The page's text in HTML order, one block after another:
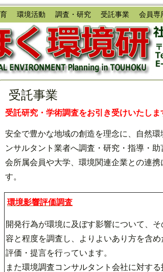
環境活動 調査・研究 受託事業 会員専
受託事業
受託研究・学術調査をお引き受けいたしま
安全で豊かな地域の創造を理念に、自然
ンサルタント業者へ調査・研究・指導・助
会所属会員や大学、環境関連企業との連
す。
環境影響評価調査
開発行為が環境に及ぼす影響について、そ
容と程度を調査し、よりよいあり方を含め
評価・提言を行っています。
また環境調査コンサルタント会社に対する